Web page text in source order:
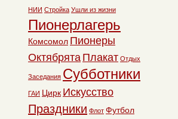
НИИ Стройка Ушли из жизни
Пионерлагерь
Комсомол Пионеры
Октябрята Плакат Отдых
Заседания Субботники
ГАИ Цирк Искусство
Праздники Флот Футбол